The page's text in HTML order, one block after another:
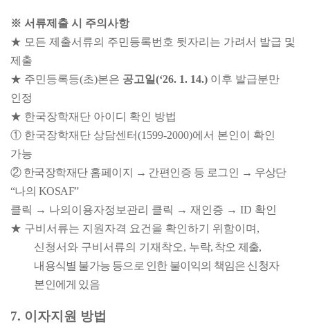
※ 서류제출 시 주의사항
★ 모든 제출서류의 주민등록번호 뒷자리는 가려서 발급 및
제출
★ 주민등록등(초)본은 공고일(‘26. 1. 14.) 이후 발급분만
인정
★ 한국장학재단 아이디 확인 방법
① 한국장학재단 상담센터(1599-2000)에서 본인이 확인
가능
② 한국장학재단 홈페이지 → 간편인증 등 로그인 → 우상단
“나의 KOSAF”
클릭 → 나의이용자정보관리 클릭 → 재인증 → ID 확인
★ 구비서류는 지원자격 요건을 확인하기 위함이며 ,
신청서와 구비서류의 기재착오, 누락, 착오 제출,
내용식별 불가능 등으로 인한 불이익의 책임은 신청자
본인에게 있음
7. 이자지원 방법